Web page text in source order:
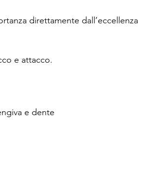
direttamente dall’eccellenza
e attacco.
e dente